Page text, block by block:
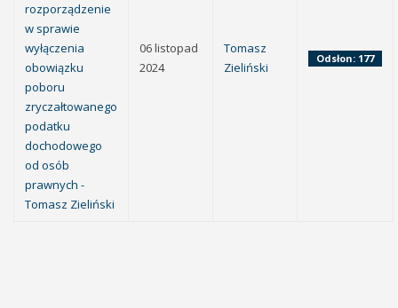
rozporządzenie
w sprawie
wyłączenia
obowiązku
poboru
zryczałtowanego
podatku
dochodowego
od osób
prawnych -
Tomasz Zieliński
06 listopad
2024
Tomasz
Zieliński
Odsłon: 177